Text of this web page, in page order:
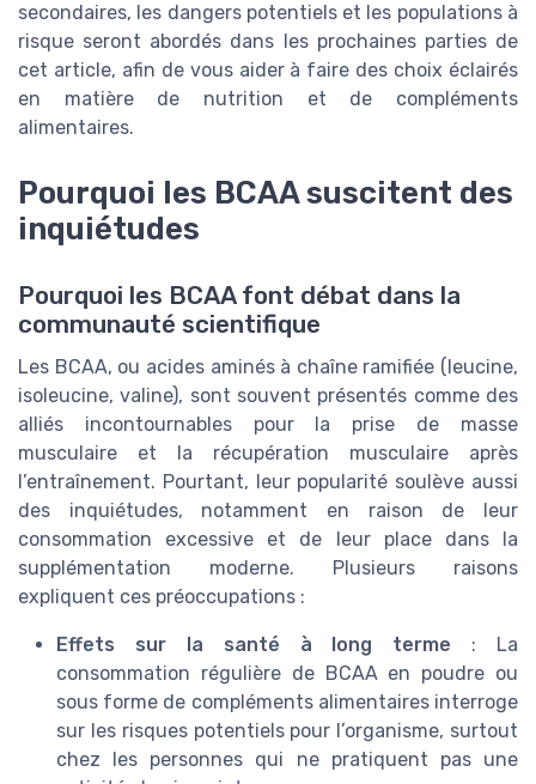
secondaires, les dangers potentiels et les populations à
risque seront abordés dans les prochaines parties de
cet article, afin de vous aider à faire des choix éclairés
en matière de nutrition et de compléments
alimentaires.
Pourquoi les BCAA suscitent des
inquiétudes
Pourquoi les BCAA font débat dans la
communauté scientifique
Les BCAA, ou acides aminés à chaîne ramifiée (leucine,
isoleucine, valine), sont souvent présentés comme des
alliés incontournables pour la prise de masse
musculaire et la récupération musculaire après
l’entraînement. Pourtant, leur popularité soulève aussi
des inquiétudes, notamment en raison de leur
consommation excessive et de leur place dans la
supplémentation moderne. Plusieurs raisons
expliquent ces préoccupations :
Effets sur la santé à long terme : La
consommation régulière de BCAA en poudre ou
sous forme de compléments alimentaires interroge
sur les risques potentiels pour l’organisme, surtout
chez les personnes qui ne pratiquent pas une